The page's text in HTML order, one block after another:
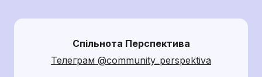
Спільнота Перспектива
Телеграм @community_perspektiva